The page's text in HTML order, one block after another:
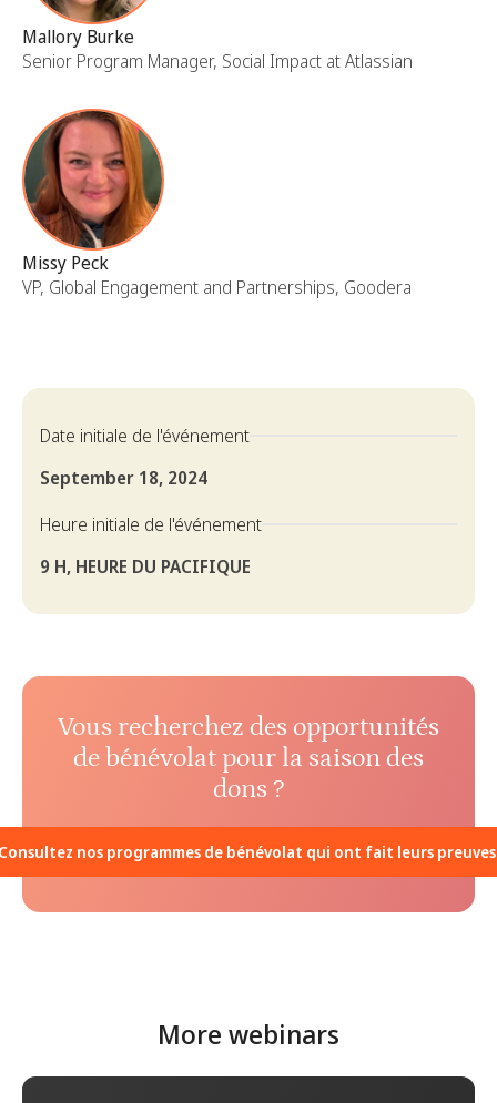
Mallory Burke
Senior Program Manager, Social Impact at Atlassian
Missy Peck
VP, Global Engagement and Partnerships, Goodera
Date initiale de l'événement
September 18, 2024
Heure initiale de l'événement
9 H, HEURE DU PACIFIQUE
Vous recherchez des opportunités
de bénévolat pour la saison des
dons ?
nos programmes de bénévolat qui ont fait leurs
More webinars